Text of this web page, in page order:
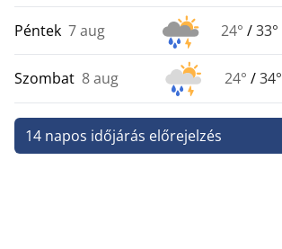
Péntek 7 aug 24° /33°
Szombat 8 aug 24° /34°
14 napos időjárás előrejelzés